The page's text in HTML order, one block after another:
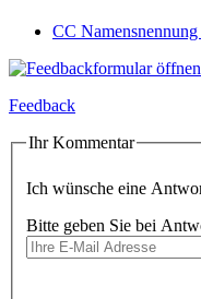
CC
Feedback
Ihr Kommentar
Ich wünsche eine
Bitte geben Sie bei